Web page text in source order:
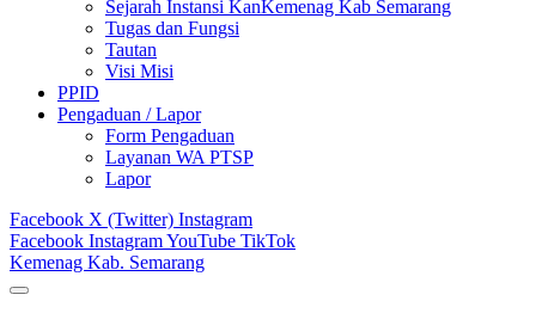
Sejarah Instansi KanKemenag Kab Semarang
Tugas dan Fungsi
Tautan
Visi Misi
PPID
Pengaduan / Lapor
Form Pengaduan
Layanan WA PTSP
Lapor
Facebook X (Twitter) Instagram
Facebook InstagramYouTube TikTok
Kemenag Kab. Semarang